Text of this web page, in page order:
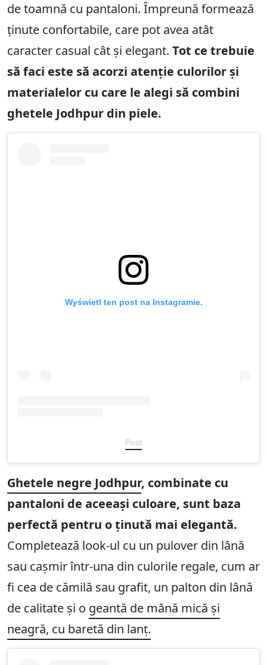
de toamnă cu pantaloni. Împreună formează
ținute confortabile, care pot avea atât
caracter casual cât și elegant. Tot ce trebuie
să faci este să acorzi atenție culorilor și
materialelor cu care le alegi să combini
ghetele Jodhpur din piele.
Wyświetl ten post na Instagramie.
Post
Ghetele negre Jodhpur, combinate cu
pantaloni de aceeași culoare, sunt baza
perfectă pentru o ținută mai elegantă.
Completează look-ul cu un pulover din lână
sau cașmir într-una din culorile regale, cum ar
fi cea de cămilă sau grafit, un palton din lână
de calitate și o geantă de mână mică și
neagră, cu baretă din lanț.